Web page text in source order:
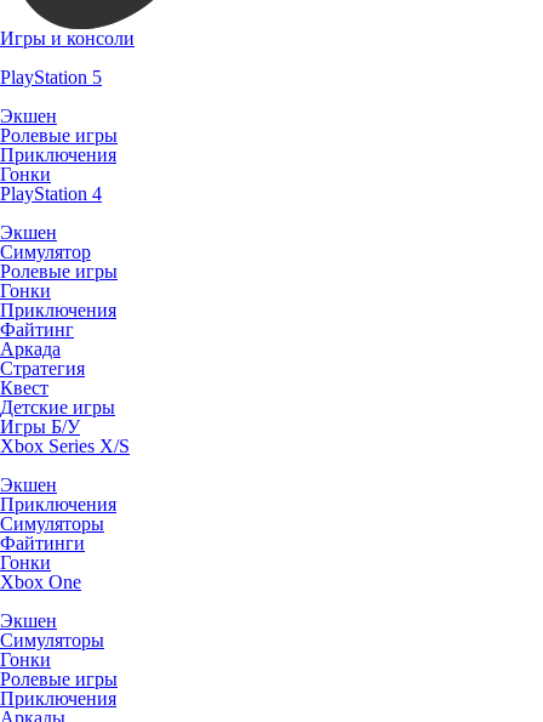
Игры и консоли
PlayStation 5
Экшен
Ролевые игры
Приключения
Гонки
PlayStation 4
Экшен
Симулятор
Ролевые игры
Гонки
Приключения
Файтинг
Аркада
Стратегия
Квест
Детские игры
Игры Б/У
Xbox Series X/S
Экшен
Приключения
Симуляторы
Файтинги
Гонки
Xbox One
Экшен
Симуляторы
Гонки
Ролевые игры
Приключения
Аркады